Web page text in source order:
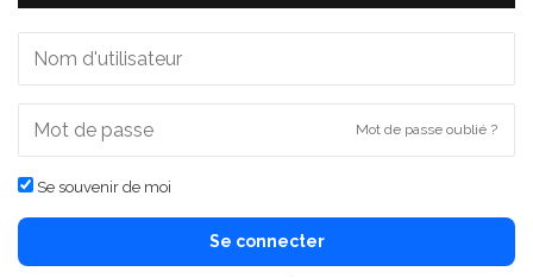
Mot de passe oublié ?
Se souvenir de moi
Se connecter